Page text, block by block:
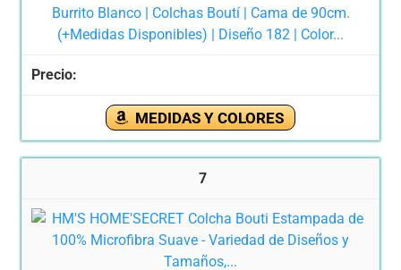
Burrito Blanco | Colchas Boutí | Cama de 90cm.
(+Medidas Disponibles) | Diseño 182 | Color...
MEDIDAS Y COLORES
7